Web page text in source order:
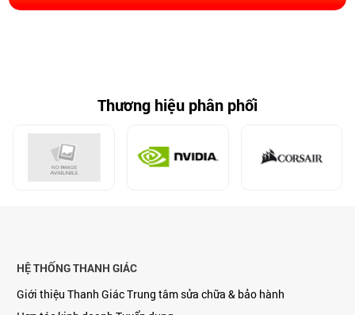
Thương hiệu phân phối
HỆ THỐNG THANH GIÁC
Giới thiệu Thanh GiácTrung tâm sửa chữa & bảo hành